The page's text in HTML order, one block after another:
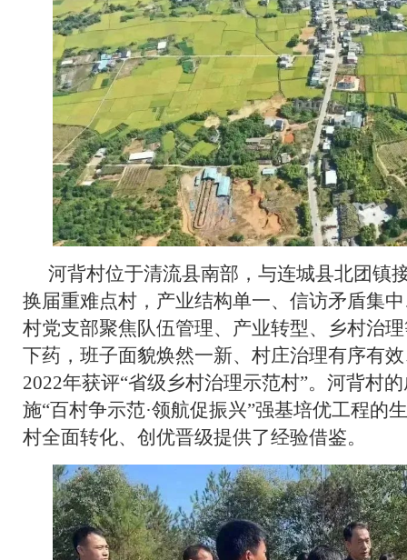
河背村位于清流县南部，与连城县北团镇
换届重难点村，产业结构单一、信访矛盾集
村党支部聚焦队伍管理、产业转型、乡村治
下药，班子面貌焕然一新、村庄治理有序有
2022年获评“省级乡村治理示范村”。河背村
施“百村争示范·领航促振兴”强基培优工程的
村全面转化、创优晋级提供了经验借鉴。